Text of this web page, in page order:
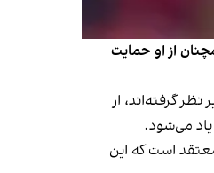
از او حمایت
تیم‌های حریف را زیر نظر گرفته‌اند، از
یاد می‌شود.
است که این